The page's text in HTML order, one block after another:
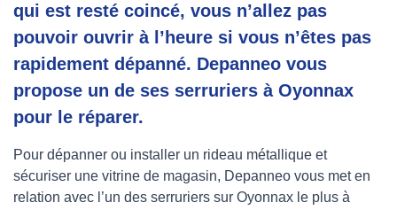
qui est resté coincé, vous n’allez pas
pouvoir ouvrir à l’heure si vous n’êtes pas
rapidement dépanné. Depanneo vous
propose un de ses serruriers à Oyonnax
pour le réparer.
Pour dépanner ou installer un rideau métallique et
sécuriser une vitrine de magasin, Depanneo vous met en
relation avec l’un des serruriers sur Oyonnax le plus à